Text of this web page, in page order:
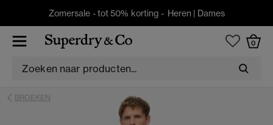
Zomersale - tot 50% korting - Heren | Dames
0
BROEKEN